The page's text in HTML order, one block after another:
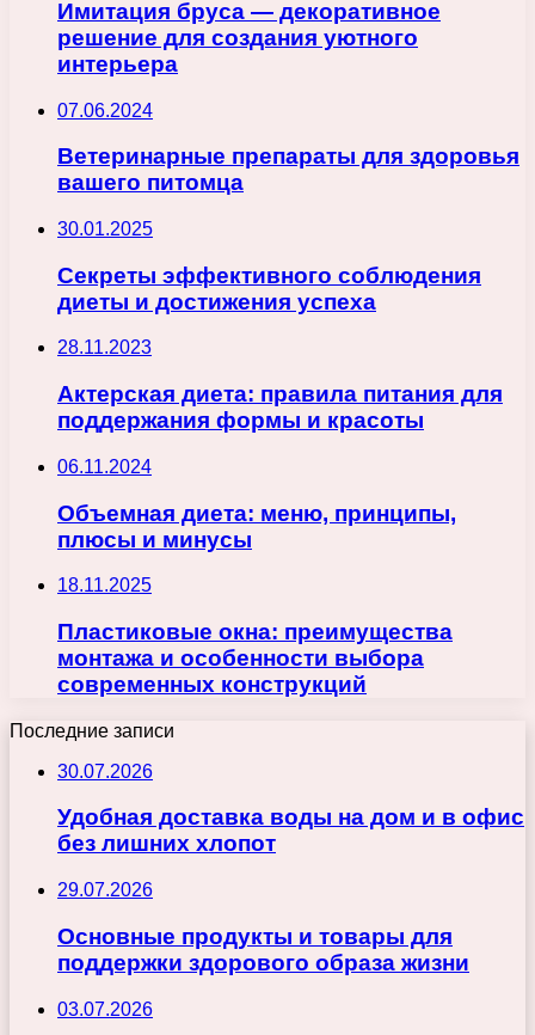
Имитация бруса — декоративное
решение для создания уютного
интерьера
07.06.2024
Ветеринарные препараты для здоровья
вашего питомца
30.01.2025
Секреты эффективного соблюдения
диеты и достижения успеха
28.11.2023
Актерская диета: правила питания для
поддержания формы и красоты
06.11.2024
Объемная диета: меню, принципы,
плюсы и минусы
18.11.2025
Пластиковые окна: преимущества
монтажа и особенности выбора
современных конструкций
Последние записи
30.07.2026
Удобная доставка воды на дом и в офис
без лишних хлопот
29.07.2026
Основные продукты и товары для
поддержки здорового образа жизни
03.07.2026